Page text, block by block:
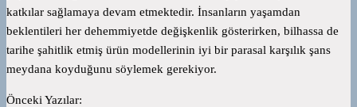
katkılar sağlamaya devam etmektedir. İnsanların yaşamdan
beklentileri her dehemmiyetde değişkenlik gösterirken, bilhassa de
tarihe şahitlik etmiş ürün modellerinin iyi bir parasal karşılık şans
meydana koyduğunu söylemek gerekiyor.
Önceki Yazılar: